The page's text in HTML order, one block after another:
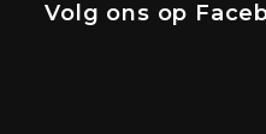
Volg ons op